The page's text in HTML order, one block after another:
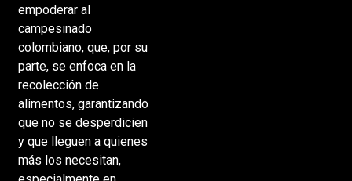
empoderar al
campesinado
colombiano, que, por su
parte, se enfoca en la
recolección de
alimentos, garantizando
que no se desperdicien
y que lleguen a quienes
más los necesitan,